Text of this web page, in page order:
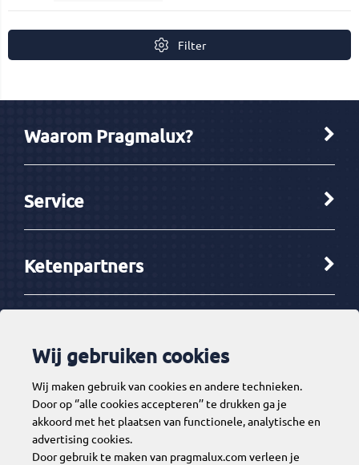
Filter
Waarom Pragmalux?
Service
Ketenpartners
Contact
Wij gebruiken cookies
Wij maken gebruik van cookies en andere technieken.
Door op ‘’alle cookies accepteren’’ te drukken ga je
akkoord met het plaatsen van functionele, analytische en
advertising cookies.
Door gebruik te maken van pragmalux.com verleen je